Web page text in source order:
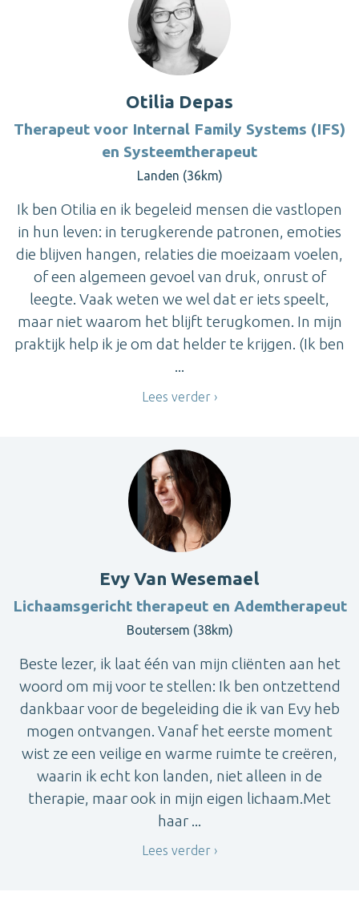
Otilia Depas
Therapeut voor Internal Family Systems (IFS)
en Systeemtherapeut
Landen (36km)
Ik ben Otilia en ik begeleid mensen die vastlopen
in hun leven: in terugkerende patronen, emoties
die blijven hangen, relaties die moeizaam voelen,
of een algemeen gevoel van druk, onrust of
leegte. Vaak weten we wel dat er iets speelt,
maar niet waarom het blijft terugkomen. In mijn
praktijk help ik je om dat helder te krijgen. (Ik ben
...
Lees verder
Evy Van Wesemael
Lichaamsgericht therapeut en Ademtherapeut
Boutersem (38km)
Beste lezer, ik laat één van mijn cliënten aan het
woord om mij voor te stellen: Ik ben ontzettend
dankbaar voor de begeleiding die ik van Evy heb
mogen ontvangen. Vanaf het eerste moment
wist ze een veilige en warme ruimte te creëren,
waarin ik echt kon landen, niet alleen in de
therapie, maar ook in mijn eigen lichaam.Met
haar ...
Lees verder